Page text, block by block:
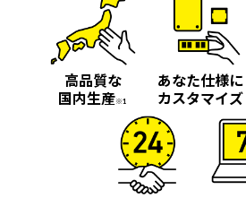
高品質な
国内生産※1
あなた仕様に
カスタマイズ